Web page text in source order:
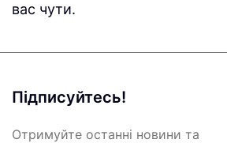
вас чути.
Підписуйтесь!
Отримуйте останні новини та